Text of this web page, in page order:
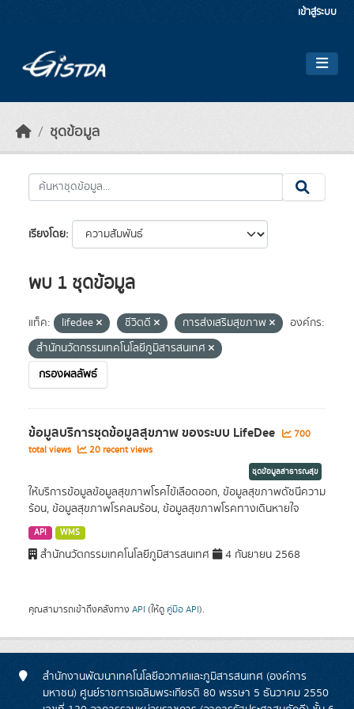
เข้าสู่ระบบ
ชุดข้อมูล
เรียงโดย
พบ 1 ชุดข้อมูล
แท็ค: lifedee ชีวิตดี การส่งเสริมสุขภาพ
องค์กร:
สำนักนวัตกรรมเทคโนโลยีภูมิสารสนเทศ
กรองผลลัพธ์
ข้อมูลบริการชุดข้อมูลสุขภาพ ของระบบ LifeDee
700
total views
20 recent views
ชุดข้อมูลสาธารณสุข
ให้บริการข้อมูลข้อมูลสุขภาพโรคไข้เลือดออก, ข้อมูลสุขภาพดัชนีความ
ร้อน, ข้อมูลสุขภาพโรคลมร้อน, ข้อมูลสุขภาพโรคทางเดินหายใจ
API WMS
สำนักนวัตกรรมเทคโนโลยีภูมิสารสนเทศ 4 กันยายน 2568
คุณสามารถเข้าถึงคลังทาง API (ให้ดู คู่มือ API).
สำนักงานพัฒนาเทคโนโลยีอวกาศและภูมิสารสนเทศ (องค์การ
มหาชน) ศูนย์ราชการเฉลิมพระเกียรติ 80 พรรษา 5 ธันวาคม 2550